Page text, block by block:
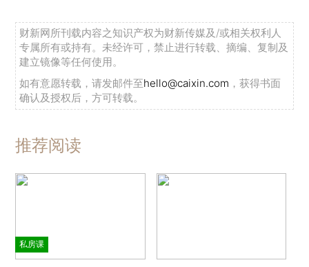
财新网所刊载内容之知识产权为财新传媒及/或相关权利人
专属所有或持有。未经许可，禁止进行转载、摘编、复制及
建立镜像等任何使用。
如有意愿转载，请发邮件至hello@caixin.com ，获得书面
确认及授权后，方可转载。
推荐阅读
私房课